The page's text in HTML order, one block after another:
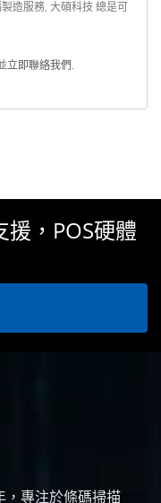
造服務, 大碩科技 總是可
立即聯絡我們
，POS硬體
，專注於條碼掃描